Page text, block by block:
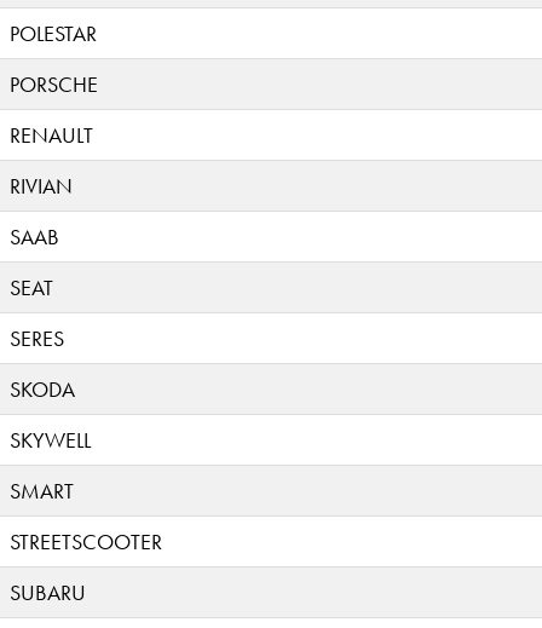
POLESTAR
PORSCHE
RENAULT
RIVIAN
SAAB
SEAT
SERES
SKODA
SKYWELL
SMART
STREETSCOOTER
SUBARU